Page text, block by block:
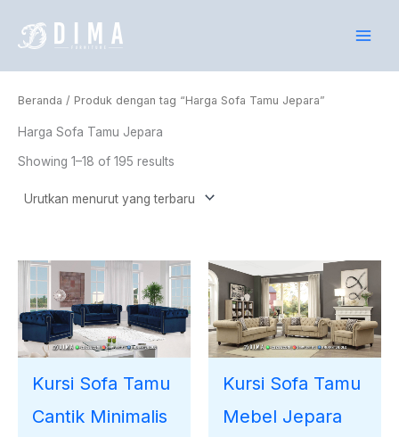
Beranda / Produk dengan tag “Harga Sofa Tamu Jepara”
Harga Sofa Tamu Jepara
Showing 1–18 of 195 results
Kursi Sofa Tamu
Cantik Minimalis
Kursi Sofa Tamu
Mebel Jepara